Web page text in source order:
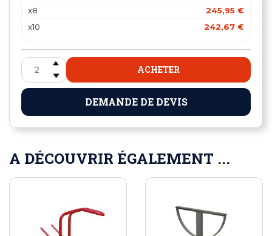
x8
245,95 €
x10
242,67 €
ACHETER
DEMANDE DE DEVIS
A DÉCOUVRIR ÉGALEMENT ...